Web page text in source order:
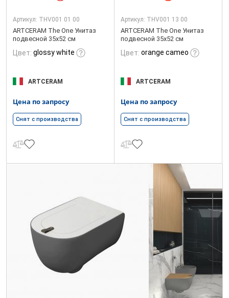
Артикул: THV001 01 00
ARTCERAM The One Унитаз
подвесной 35х52 см
Цвет: glossy white
ARTCERAM
Цена по запросу
Снят с производства
Артикул: THV001 13 00
ARTCERAM The One Унитаз
подвесной 35х52 см
Цвет: orange cameo
ARTCERAM
Цена по запросу
Снят с производства